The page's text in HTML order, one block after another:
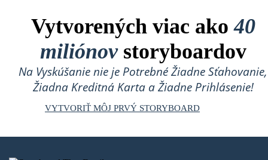
Vytvorených viac ako40
miliónovstoryboardov
Na Vyskúšanie nie je Potrebné Žiadne Sťahovanie,
Žiadna Kreditná Karta a Žiadne Prihlásenie!
VYTVORIŤ MÔJ PRVÝ STORYBOARD